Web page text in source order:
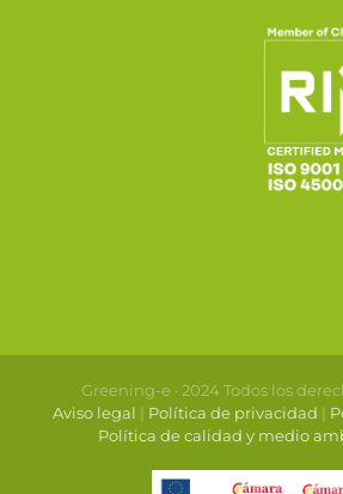
Greening-e · 2024 Todos los
Aviso legal | Política de privacidad |
Política de calidad y medio